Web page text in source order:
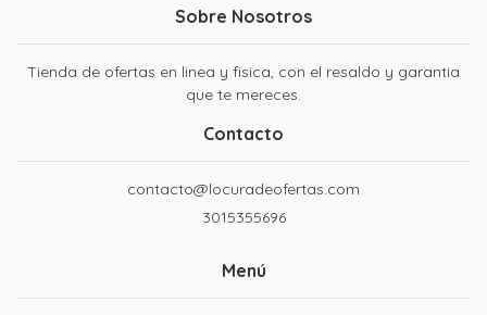
Sobre Nosotros
Tienda de ofertas en linea y fisica, con el resaldo y garantia
que te mereces.
Contacto
contacto@locuradeofertas.com
3015355696
Menú